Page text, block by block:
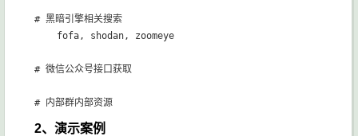
# 黑暗引擎相关搜索
# 微信公众号接口获取
2、演示案例